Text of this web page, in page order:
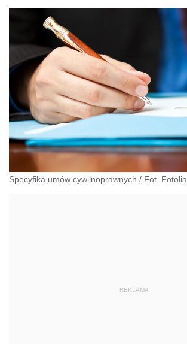
Specyfika umów cywilnoprawnych / Fot. Fotolia